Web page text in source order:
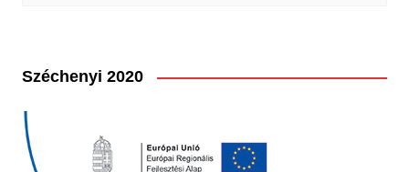
Széchenyi 2020